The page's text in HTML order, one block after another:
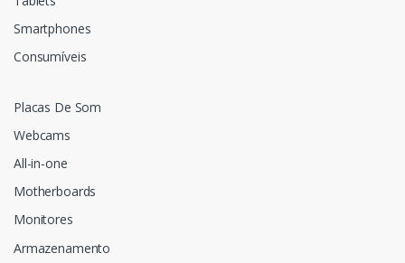
Smartphones
Consumíveis
Placas De Som
Webcams
All-in-one
Motherboards
Monitores
Armazenamento